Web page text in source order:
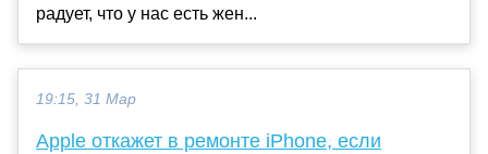
радует, что у нас есть жен...
19:15, 31 Мар
Apple откажет в ремонте iPhone, если